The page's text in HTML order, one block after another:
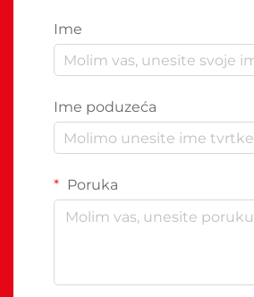
Ime
Ime poduzeća
Poruka